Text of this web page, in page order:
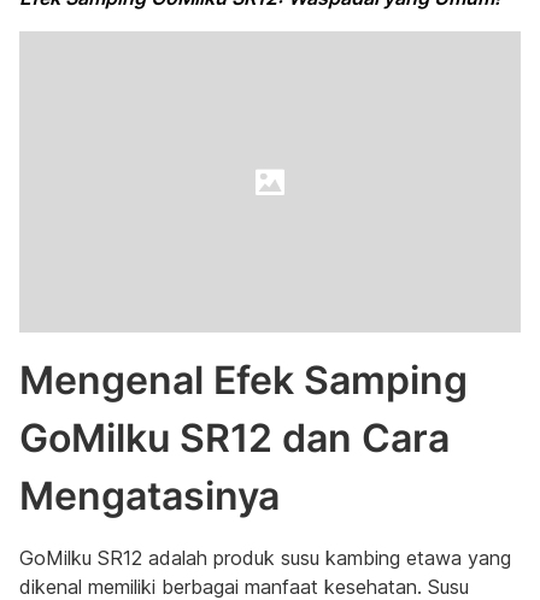
Mengenal Efek Samping
GoMilku SR12 dan Cara
Mengatasinya
GoMilku SR12 adalah produk susu kambing etawa yang
dikenal memiliki berbagai manfaat kesehatan. Susu